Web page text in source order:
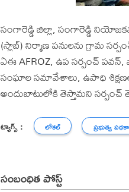
సంగారెడ్డి జిల్లా, సంగారెడ్డి
(స్లాబ్) నిర్మాణ పనులను గ్రామ
ఏఈ AFROZ, ఉప సర్పంచ్
సంఘాల సమావేశాలు, ఉపాధి
అందుబాటులోకి తెస్తామని సర్పంచ్
ట్యాగ్స్ : లోకల్ ప్రభుత్వ
సంబంధిత పోస్ట్